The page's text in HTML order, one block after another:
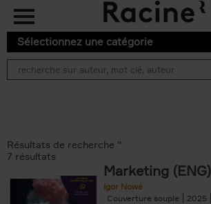
Aller au contenu principal
Sélectionnez une catégorie
Résultats de recherche ''
7 résultats
Marketing (ENG)
Igor Nowé
Couverture souple
2025